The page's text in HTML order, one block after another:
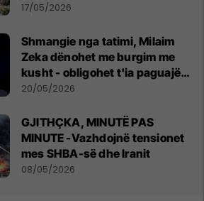
17/05/2026
Shmangie nga tatimi, Milaim
Zeka dënohet me burgim me
kusht - obligohet t'ia paguajë
ATK-së 81 mijë euro
20/05/2026
GJITHÇKA, MINUTË PAS
MINUTE -Vazhdojnë tensionet
mes SHBA-së dhe Iranit
08/05/2026